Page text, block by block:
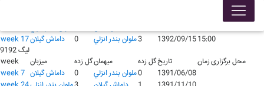
محل برگزاری
week 17داماش گيلان 0 ملوان بندر انزلي3 1392/09/1515:00
لیگ 9192
week
میزبان گل زدهمیهمان گل زدهتاریخ زمانمحل برگزاری
week 7 داماش گيلان 0 ملوان بندر انزلي0
1391/06/08